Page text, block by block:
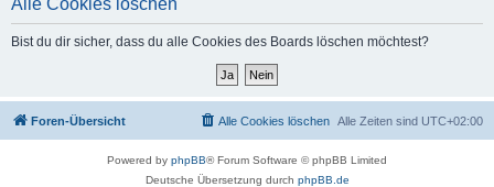
Alle Cookies löschen
Bist du dir sicher, dass du alle Cookies des Boards löschen möchtest?
Foren-Übersicht Alle Zeiten sind UTC+02:00
Alle Cookies löschen
Powered by phpBB® Forum Software © phpBB Limited
Deutsche Übersetzung durch phpBB.de